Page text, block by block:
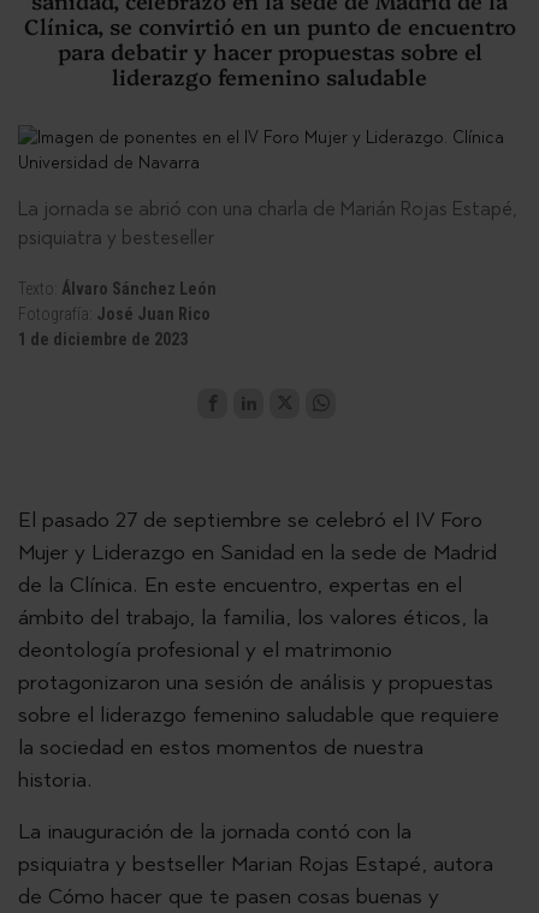
Clínica, se convirtió en un punto de encuentro
para debatir y hacer propuestas sobre el
liderazgo femenino saludable
La jornada se abrió con una charla de Marián Rojas Estapé,
psiquiatra y besteseller
Texto: Álvaro Sánchez León
Fotografía: José Juan Rico
1 de diciembre de 2023
El pasado 27 de septiembre se celebró el IV Foro
Mujer y Liderazgo en Sanidad en la sede de Madrid
de la Clínica. En este encuentro, expertas en el
ámbito del trabajo, la familia, los valores éticos, la
deontología profesional y el matrimonio
protagonizaron una sesión de análisis y propuestas
sobre el liderazgo femenino saludable que requiere
la sociedad en estos momentos de nuestra
historia.
La inauguración de la jornada contó con la
psiquiatra y bestseller Marian Rojas Estapé, autora
de Cómo hacer que te pasen cosas buenas y